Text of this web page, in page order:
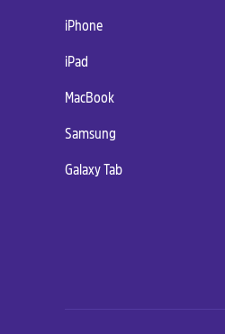
iPhone
iPad
MacBook
Samsung
Galaxy Tab